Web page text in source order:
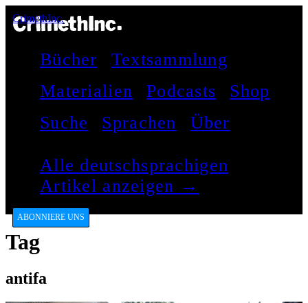
CrimethInc.
Bücher
Textsammlung
Materialien
Podcasts
Shop
Suche
Sprachen Über
Alle deutschsprachigen
Artikel anzeigen →
ABONNIERE UNS
Tag
antifa